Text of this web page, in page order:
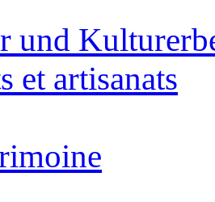
und
et artisanats